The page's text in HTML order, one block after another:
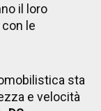
il loro
le
sta
e velocità